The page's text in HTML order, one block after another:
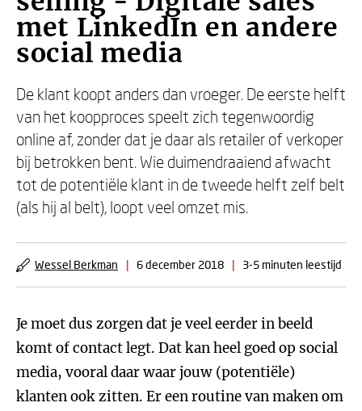
met LinkedIn en andere
social media
De klant koopt anders dan vroeger. De eerste helft
van het koopproces speelt zich tegenwoordig
online af, zonder dat je daar als retailer of verkoper
bij betrokken bent. Wie duimendraaiend afwacht
tot de potentiële klant in de tweede helft zelf belt
(als hij al belt), loopt veel omzet mis.
Wessel Berkman | 6 december 2018 | 3-5 minuten leestijd
Je moet dus zorgen dat je veel eerder in beeld
komt of contact legt. Dat kan heel goed op social
media, vooral daar waar jouw (potentiële)
klanten ook zitten. Er een routine van maken om